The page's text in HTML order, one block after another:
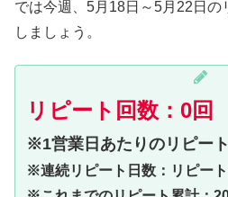
では今週、5月18日～5月22日の
しましょう。
リピート回数：0回
※1営業日あたりのリピー
※連続リピート日数：リピー